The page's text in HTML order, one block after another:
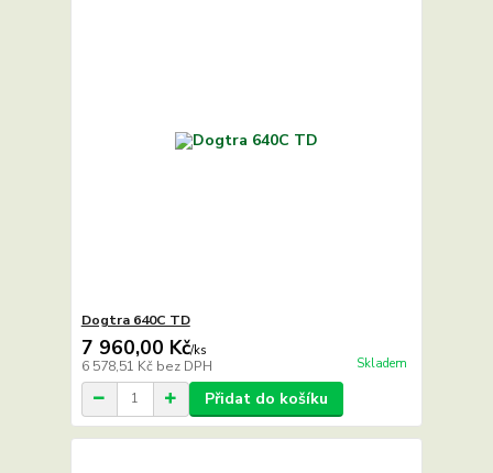
Dogtra 640C TD
7 960,00 Kč/ks
6 578,51 Kč bez DPH Skladem
Přidat do košíku